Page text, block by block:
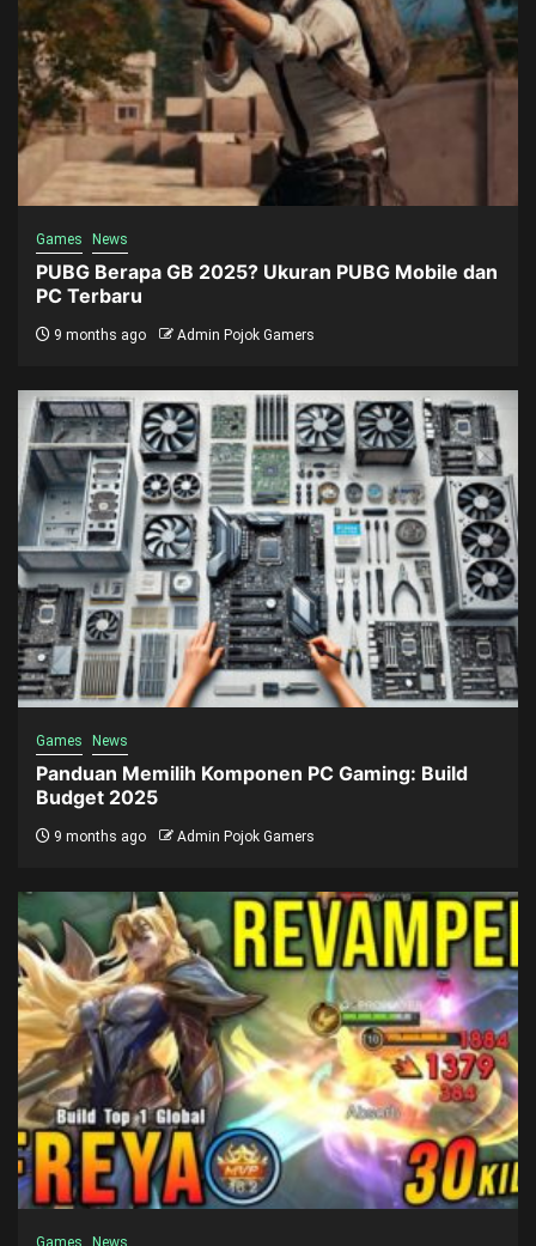
Games News
PUBG Berapa GB 2025? Ukuran PUBG Mobile dan
PC Terbaru
9 months ago Admin Pojok Gamers
Games News
Panduan Memilih Komponen PC Gaming: Build
Budget 2025
9 months ago Admin Pojok Gamers